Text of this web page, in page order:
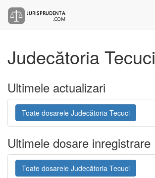
Judecătoria Tecuci
Ultimele actualizari
Toate dosarele Judecătoria Tecuci
Ultimele dosare inregistrare
Toate dosarele Judecătoria Tecuci